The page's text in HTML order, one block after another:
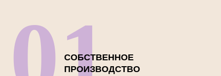
СОБСТВЕННОЕ
ПРОИЗВОДСТВО